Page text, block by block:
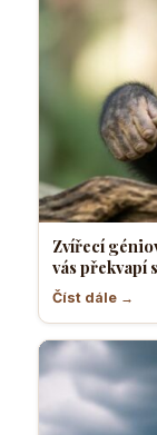
Zvířecí
vás překvapí
Číst dále →